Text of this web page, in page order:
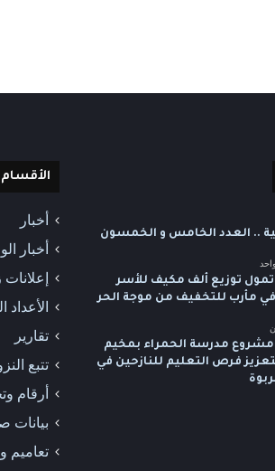
.. العدد الخامس و الخمسون
تمول توزيع ألف مكيف للأسر
في مأرب للتخفيف من موجة الحر
مدرسة الحمراء بمخيم
فرص التعليم للنازحين في
الأقسام
أخبار
أخبار
تقارير
تتبع
أرقام
بيانات
تعاميم